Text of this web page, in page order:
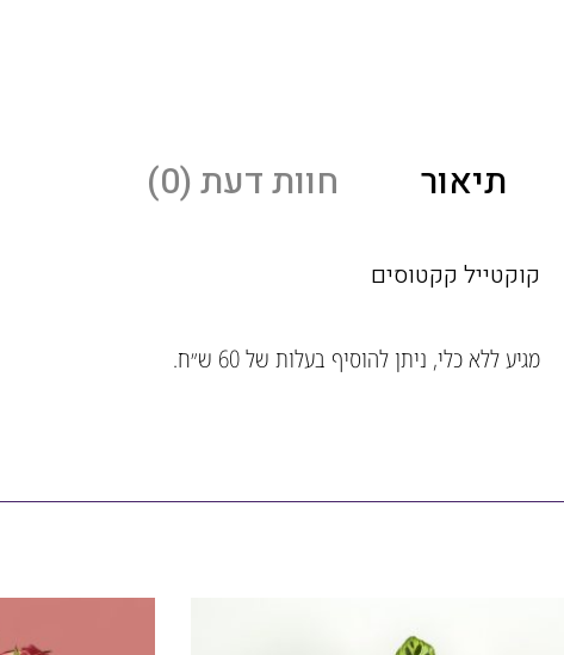
תיאור חוות דעת (0)
קוקטייל קקטוסים
מגיע ללא כלי, ניתן להוסיף בעלות של 60 ש״ח.